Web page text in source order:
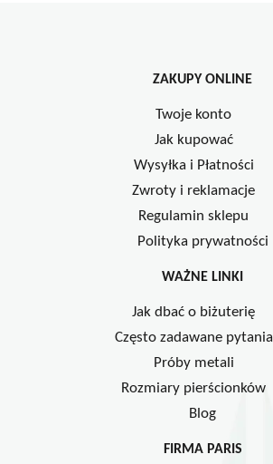
ZAKUPY ONLINE
Twoje konto
Jak kupować
Wysyłka i Płatności
Zwroty i reklamacje
Regulamin sklepu
Polityka prywatności
WAŻNE LINKI
Jak dbać o biżuterię
Często zadawane pytania
Próby metali
Rozmiary pierścionków
Blog
FIRMA PARIS